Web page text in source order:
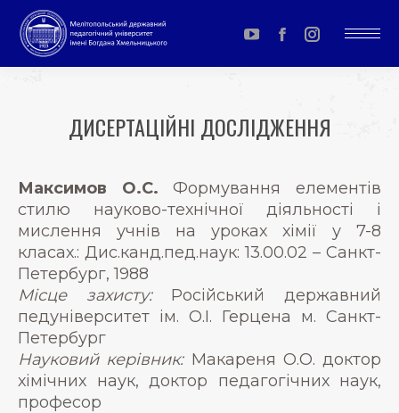
YouTube
page
in
Facebook
page
in
Instagram
page
in
window
ДИСЕРТАЦІЙНІ ДОСЛІДЖЕННЯ
Максимов О.С.Формування елементів
стилю науково-технічної діяльності і
мислення учнів на уроках хімії у 7-8
класах.: Дис.канд.пед.наук: 13.00.02 – Санкт-
Петербург, 1988
Місце захисту:Російський державний
педуніверситет ім. О.І. Герцена м. Санкт-
Петербург
Науковий керівник:Макареня О.О. доктор
хімічних наук, доктор педагогічних наук,
професор